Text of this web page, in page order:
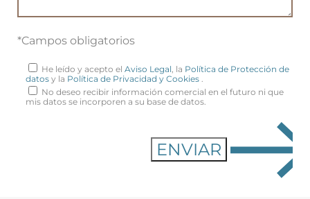
*Campos obligatorios
He leído y acepto el Aviso Legal, la Política de Protección de
datos y la Política de Privacidad y Cookies .
No deseo recibir información comercial en el futuro ni que
mis datos se incorporen a su base de datos.